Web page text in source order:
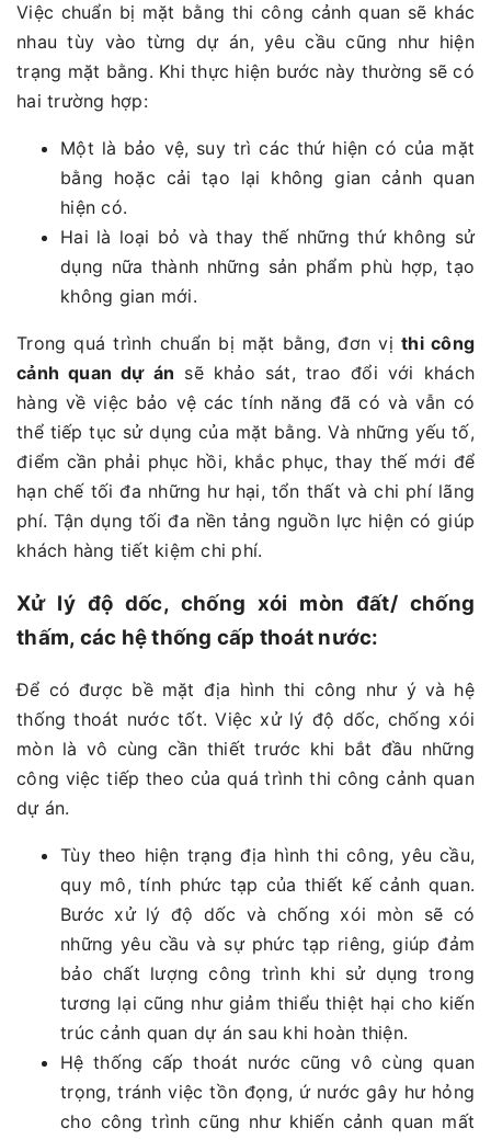
Việc chuẩn bị mặt bằng thi công cảnh quan sẽ khác
nhau tùy vào từng dự án, yêu cầu cũng như hiện
trạng mặt bằng. Khi thực hiện bước này thường sẽ có
hai trường hợp:
Một là bảo vệ, suy trì các thứ hiện có của mặt
bằng hoặc cải tạo lại không gian cảnh quan
hiện có.
Hai là loại bỏ và thay thế những thứ không sử
dụng nữa thành những sản phẩm phù hợp, tạo
không gian mới.
Trong quá trình chuẩn bị mặt bằng, đơn vịthi công
cảnh quan dự án sẽ khảo sát, trao đổi với khách
hàng về việc bảo vệ các tính năng đã có và vẫn có
thể tiếp tục sử dụng của mặt bằng. Và những yếu tố,
điểm cần phải phục hồi, khắc phục, thay thế mới để
hạn chế tối đa những hư hại, tổn thất và chi phí lãng
phí. Tận dụng tối đa nền tảng nguồn lực hiện có giúp
khách hàng tiết kiệm chi phí.
Xử lý độ dốc, chống xói mòn đất/ chống
thấm, các hệ thống cấp thoát nước:
Để có được bề mặt địa hình thi công như ý và hệ
thống thoát nước tốt. Việc xử lý độ dốc, chống xói
mòn là vô cùng cần thiết trước khi bắt đầu những
công việc tiếp theo của quá trình thi công cảnh quan
dự án.
Tùy theo hiện trạng địa hình thi công, yêu cầu,
quy mô, tính phức tạp của thiết kế cảnh quan.
Bước xử lý độ dốc và chống xói mòn sẽ có
những yêu cầu và sự phức tạp riêng, giúp đảm
bảo chất lượng công trình khi sử dụng trong
tương lại cũng như giảm thiểu thiệt hại cho kiến
trúc cảnh quan dự án sau khi hoàn thiện.
Hệ thống cấp thoát nước cũng vô cùng quan
trọng, tránh việc tồn đọng, ứ nước gây hư hỏng
cho công trình cũng như khiến cảnh quan mất